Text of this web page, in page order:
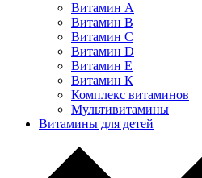
Витамин А
Витамин В
Витамин С
Витамин D
Витамин Е
Витамин К
Комплекс витаминов
Мультивитамины
Витамины для детей